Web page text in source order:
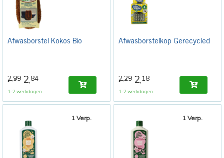
Afwasborstel Kokos Bio
2,99 2,84
1-2 werkdagen
Afwasborstelkop Gerecycled
2,29 2,18
1-2 werkdagen
1 Verp. 1 Verp.